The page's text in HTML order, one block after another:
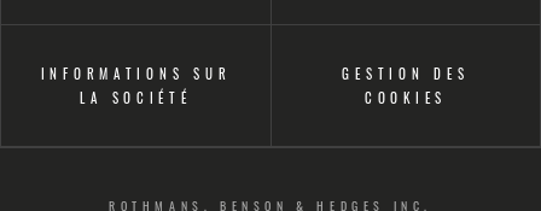
INFORMATIONS SUR
LA SOCIÉTÉ
GESTION DES
COOKIES
ROTHMANS, BENSON & HEDGES INC.